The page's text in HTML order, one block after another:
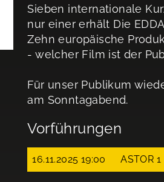
Sieben internationale
nur einer erhält Die
Zehn europäische
- welcher Film ist der
Für unser Publikum
am Sonntagabend.
Vorführungen
16.11.2025 19:00 ASTOR 1